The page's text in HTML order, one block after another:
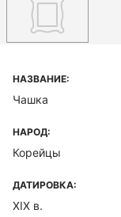
НАЗВАНИЕ:
Чашка
НАРОД:
Корейцы
ДАТИРОВКА:
XIX в.